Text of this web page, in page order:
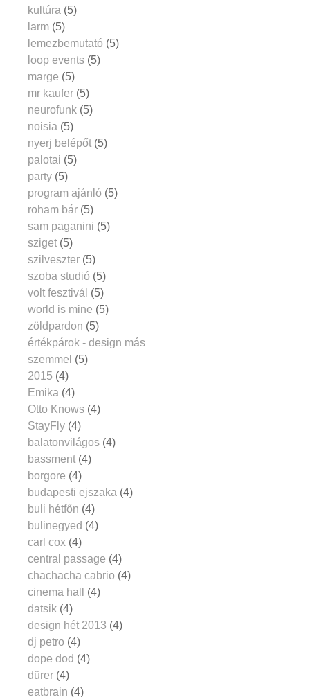
kultúra (5)
larm (5)
lemezbemutató (5)
loop events (5)
marge (5)
mr kaufer (5)
neurofunk (5)
noisia (5)
nyerj belépőt (5)
palotai (5)
party (5)
program ajánló (5)
roham bár (5)
sam paganini (5)
sziget (5)
szilveszter (5)
szoba studió (5)
volt fesztivál (5)
world is mine (5)
zöldpardon (5)
értékpárok - design más
szemmel (5)
2015 (4)
Emika (4)
Otto Knows (4)
StayFly (4)
balatonvilágos (4)
bassment (4)
borgore (4)
budapesti ejszaka (4)
buli hétfőn (4)
bulinegyed (4)
carl cox (4)
central passage (4)
chachacha cabrio (4)
cinema hall
(4)
datsik (4)
design hét 2013 (4)
dj petro (4)
dope dod (4)
dürer (4)
eatbrain (4)